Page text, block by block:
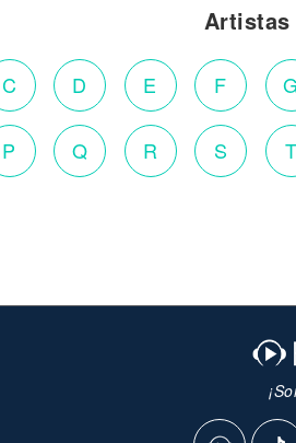
Artistas
C D E F G
P Q R S T